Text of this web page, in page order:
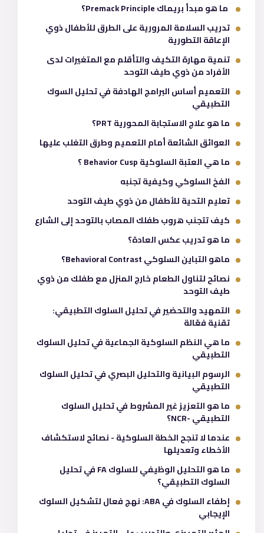
ما هو مبدأ بريماك Premack Principle؟
تدريب السلامة المرورية على الطرق للأطفال ذوي
الإعاقة التطورية
تنمية مهارة التكيف والتأقلم مع المتغيرات لدى
الأفراد من ذوي طيف التوحد
التعميم أساس البرامج الهادفة في تحليل السوك
التطبيقي
ما هو علاج الاستجابة المحورية PRT؟
العوائق الشائعة أمام التعميم وطرق التغلب عليها
ما هي العتبة السلوكية Behavior Cusp ؟
الفخ السلوكي وكيفية تجنبه
تعليم التحية للأطفال من ذوي طيف التوحد
كيف تتجنب هروب طفلك المصاب بالتوحد إلى الشارع
ما هو تدريب عكس العادة؟
ماهو التباين السلوكي Behavioral Contrast؟
نصائح لتناول الطعام خارج المنزل مع طفلك من ذوي
طيف التوحد
التمهيد والتحضير في تحليل السلوك التطبيقي:
تقنية فعّالة
ما هي النظم السلوكية الجماعية في تحليل السلوك
التطبيقي
الرسوم البيانية والتحليل البصري في تحليل السلوك
التطبيقي
ما هو التعزيز غير المشروط في تحليل السلوك
التطبيقي -NCR؟
عندما لا تنجح الخطة السلوكية - نصائح لاستكشاف
الأخطاء وتعديلها
ما هو التحليل الوظيفي للسلوك FA في تحليل
السلوك التطبيقي؟
إطفاء السلوك في ABA: نهج فعال لتشكيل السلوك
الإيجابي